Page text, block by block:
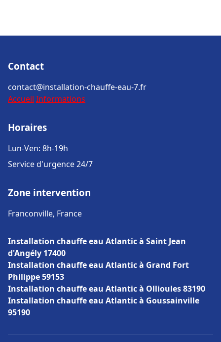
Contact
contact@installation-chauffe-eau-7.fr
Accueil Informations
Horaires
Lun-Ven: 8h-19h
Service d'urgence 24/7
Zone intervention
Franconville, France
Installation chauffe eau Atlantic à Saint Jean
d'Angély 17400
Installation chauffe eau Atlantic à Grand Fort
Philippe 59153
Installation chauffe eau Atlantic à Ollioules 83190
Installation chauffe eau Atlantic à Goussainville
95190